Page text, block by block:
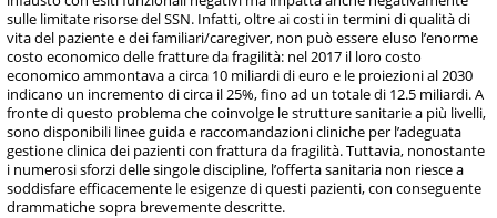
sulle limitate risorse del SSN. Infatti, oltre ai costi in termini di qualità di
vita del paziente e dei familiari/caregiver, non può essere eluso l’enorme
costo economico delle fratture da fragilità: nel 2017 il loro costo
economico ammontava a circa 10 miliardi di euro e le proiezioni al 2030
indicano un incremento di circa il 25%, fino ad un totale di 12.5 miliardi. A
fronte di questo problema che coinvolge le strutture sanitarie a più livelli,
sono disponibili linee guida e raccomandazioni cliniche per l’adeguata
gestione clinica dei pazienti con frattura da fragilità. Tuttavia, nonostante
i numerosi sforzi delle singole discipline, l’offerta sanitaria non riesce a
soddisfare efficacemente le esigenze di questi pazienti, con conseguente
drammatiche sopra brevemente descritte.